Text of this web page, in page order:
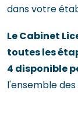
dans votre
Le Cabinet
toutes les
4 disponible
l'ensemble